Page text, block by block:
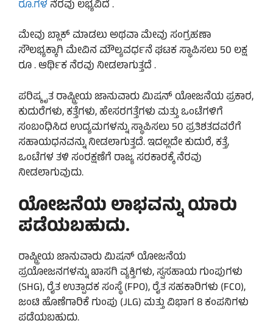
ರೂ.ಗಳ ನೆರವು ಲಭ್ಯವಿದೆ .
ಮೇವು ಬ್ಲಾಕ್ ಮಾಡಲು ಅಥವಾ ಮೇವು ಸಂಗ್ರಹಣಾ
ಸೌಲಭ್ಯಕ್ಕಾಗಿ ಮೇವಿನ ಮೌಲ್ಯವರ್ಧನೆ ಘಟಕ ಸ್ಥಾಪಿಸಲು 50 ಲಕ್ಷ
ರೂ . ಆರ್ಥಿಕ ನೆರವು ನೀಡಲಾಗುತ್ತದೆ .
ಪರಿಷ್ಕೃತ ರಾಷ್ಟ್ರೀಯ ಜಾನುವಾರು ಮಿಷನ್ ಯೋಜನೆಯ ಪ್ರಕಾರ,
ಕುದುರೆಗಳು, ಕತ್ತೆಗಳು, ಹೇಸರಗತ್ತೆಗಳು ಮತ್ತು ಒಂಟೆಗಳಿಗೆ
ಸಂಬಂಧಿಸಿದ ಉದ್ಯಮಗಳನ್ನು ಸ್ಥಾಪಿಸಲು 50 ಪ್ರತಿಶತದವರೆಗೆ
ಸಹಾಯಧನವನ್ನು ನೀಡಲಾಗುತ್ತದೆ. ಇದಲ್ಲದೇ ಕುದುರೆ, ಕತ್ತೆ,
ಒಂಟೆಗಳ ತಳಿ ಸಂರಕ್ಷಣೆಗೆ ರಾಜ್ಯ ಸರಕಾರಕ್ಕೆ ನೆರವು
ನೀಡಲಾಗುವುದು.
ಯೋಜನೆಯ ಲಾಭವನ್ನು ಯಾರು
ಪಡೆಯಬಹುದು.
ರಾಷ್ಟ್ರೀಯ ಜಾನುವಾರು ಮಿಷನ್ ಯೋಜನೆಯ
ಪ್ರಯೋಜನಗಳನ್ನು ಖಾಸಗಿ ವ್ಯಕ್ತಿಗಳು, ಸ್ವಸಹಾಯ ಗುಂಪುಗಳು
(SHG), ರೈತ ಉತ್ಪಾದಕ ಸಂಸ್ಥೆ (FPO), ರೈತ ಸಹಕಾರಿಗಳು (FCO),
ಜಂಟಿ ಹೊಣೆಗಾರಿಕೆ ಗುಂಪು (JLG) ಮತ್ತು ವಿಭಾಗ 8 ಕಂಪನಿಗಳು